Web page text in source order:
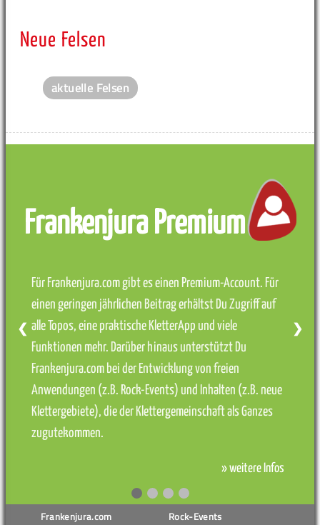
Neue Felsen
aktuelle Felsen
Frankenjura Premium
Für Frankenjura.com gibt es einen Premium-Account. Für
einen geringen jährlichen Beitrag erhältst Du Zugriff auf
alle Topos, eine praktische KletterApp und viele
Funktionen mehr. Darüber hinaus unterstützt Du
Frankenjura.com bei der Entwicklung von freien
Anwendungen (z.B. Rock-Events) und Inhalten (z.B. neue
Klettergebiete), die der Klettergemeinschaft als Ganzes
zugutekommen.
» weitere Infos
❮ ❯
Frankenjura.com Rock-Events